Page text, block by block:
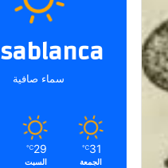
سماء صافية
31
℃
الجمعة
29
℃
السبت